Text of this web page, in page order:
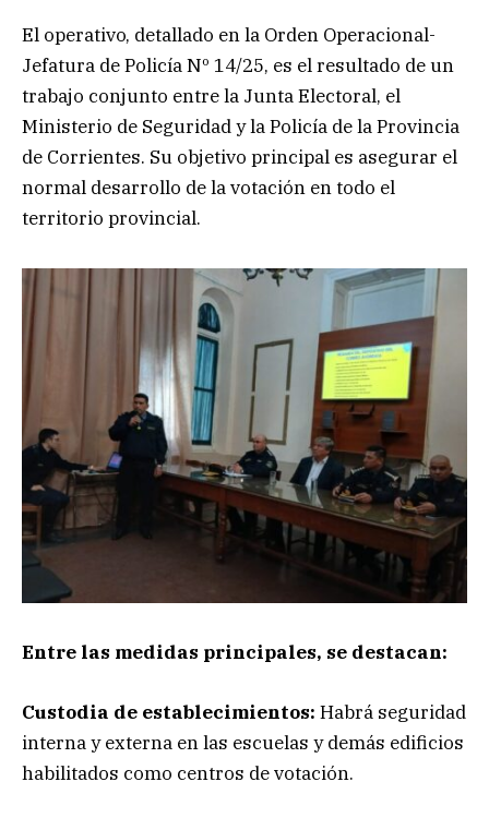
El operativo, detallado en la Orden Operacional-
Jefatura de Policía Nº 14/25, es el resultado de un
trabajo conjunto entre la Junta Electoral, el
Ministerio de Seguridad y la Policía de la Provincia
de Corrientes. Su objetivo principal es asegurar el
normal desarrollo de la votación en todo el
territorio provincial.
Entre las medidas principales, se destacan:
Custodia de establecimientos: Habrá seguridad
interna y externa en las escuelas y demás edificios
habilitados como centros de votación.